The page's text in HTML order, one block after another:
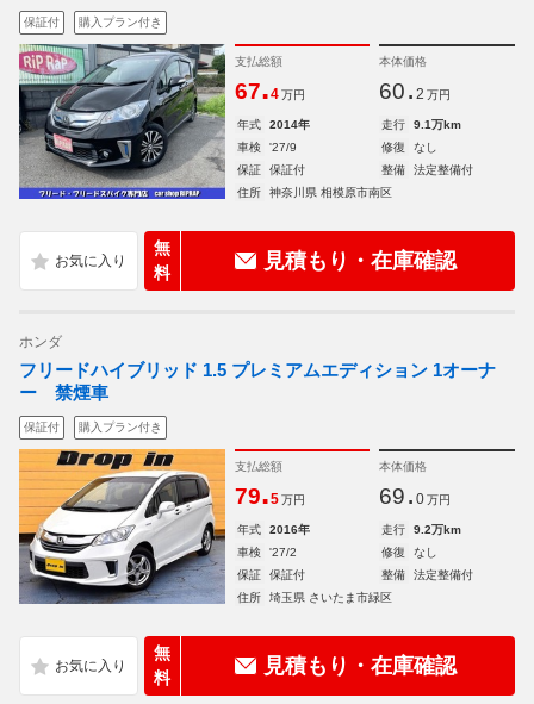
保証付 購入プラン付き
支払総額
67.4 万円
本体価格
60. 2 万円
年式 2014年 走行
9.1万km
車検
'27/9 修復
なし
保証
保証付 整備
法定整備付
住所
神奈川県 相模原市南区
無
料
見積もり・在庫確認
ホンダ
フリードハイブリッド 1.5 プレミアムエディション 1オーナ
ー 禁煙車
保証付 購入プラン付き
支払総額
79.5 万円
本体価格
69. 0 万円
年式 2016年 走行
9.2万km
車検
'27/2 修復
なし
保証
保証付 整備
法定整備付
住所
埼玉県 さいたま市緑区
無
料
見積もり・在庫確認